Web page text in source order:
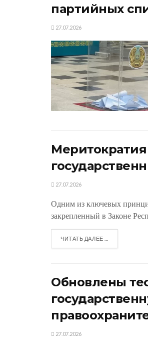
партийных
27.07.2026
27.07.2026
Одним из ключевых
закрепленный в Законе
ЧИТАТЬ ДАЛЕЕ ...
Обновлены
27.07.2026